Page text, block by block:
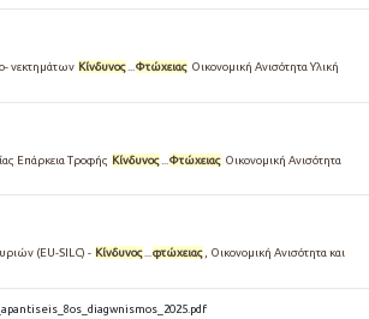
νεκτημάτων Κίνδυνος...Φτώχειας Οικονομική Ανισότητα Υλική
Επάρκεια Tροφής Κίνδυνος Φτώχειας Οικονομική Ανισότητα
(EU-SILC) - Κίνδυνος...φτώχειας, Οικονομική Ανισότητα και